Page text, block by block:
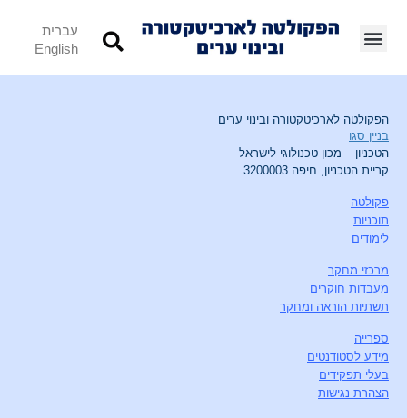
עברית
English
הפקולטה לארכיטקטורה ובינוי ערים
בניין סגו
הטכניון – מכון טכנולוגי לישראל
קריית הטכניון, חיפה 3200003
פקולטה
תוכניות
לימודים
מרכזי מחקר
מעבדות חוקרים
תשתיות הוראה ומחקר
ספרייה
מידע לסטודנטים
בעלי תפקידים
הצהרת נגישות